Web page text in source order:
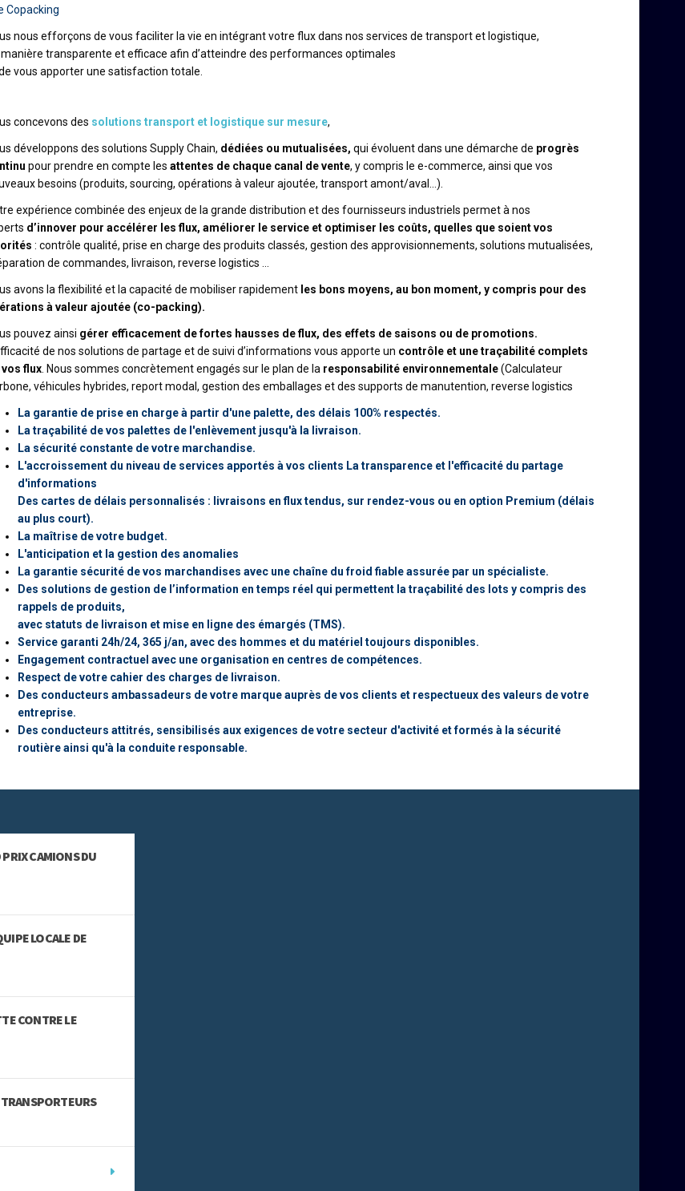
Copacking
nous efforçons de vous faciliter la vie en intégrant votre flux dans nos services de transport et logistique,
transparente et efficace afin d’atteindre des performances optimales
vous apporter une satisfaction totale.
concevons des solutions transport et logistique sur mesure,
développons des solutions Supply Chain, dédiées ou mutualisées, qui évoluent dans une démarche de progrès
pour prendre en compte les attentes de chaque canal de vente, y compris le e-commerce, ainsi que vos
besoins (produits, sourcing, opérations à valeur ajoutée, transport amont/aval…).
expérience combinée des enjeux de la grande distribution et des fournisseurs industriels permet à nos
d’innover pour accélérer les flux, améliorer le service et optimiser les coûts, quelles que soient vos
: contrôle qualité, prise en charge des produits classés, gestion des approvisionnements, solutions mutualisées,
de commandes, livraison, reverse logistics ...
avons la flexibilité et la capacité de mobiliser rapidement les bons moyens, au bon moment, y compris pour des
à valeur ajoutée (co-packing).
pouvez ainsi gérer efficacement de fortes hausses de flux, des effets de saisons ou de promotions.
de nos solutions de partage et de suivi d’informations vous apporte un contrôle et une traçabilité complets
vos flux. Nous sommes concrètement engagés sur le plan de la responsabilité environnementale(Calculateur
véhicules hybrides, report modal, gestion des emballages et des supports de manutention, reverse logistics
La garantie de prise en charge à partir d'une palette, des délais 100% respectés.
La traçabilité de vos palettes de l'enlèvement jusqu'à la livraison.
La sécurité constante de votre marchandise.
L'accroissement du niveau de services apportés à vos clients La transparence et l'efficacité du partage
d'informations
Des cartes de délais personnalisés : livraisons en flux tendus, sur rendez-vous ou en option Premium (délais
au plus court).
La maîtrise de votre budget.
L'anticipation et la gestion des anomalies
La garantie sécurité de vos marchandises avec une chaîne du froid fiable assurée par un spécialiste.
Des solutions de gestion de l’information en temps réel qui permettent la traçabilité des lots y compris des
rappels de produits,
avec statuts de livraison et mise en ligne des émargés (TMS).
Service garanti 24h/24, 365 j/an, avec des hommes et du matériel toujours disponibles.
Engagement contractuel avec une organisation en centres de compétences.
Respect de votre cahier des charges de livraison.
Des conducteurs ambassadeurs de votre marque auprès de vos clients et respectueux des valeurs de votre
entreprise.
Des conducteurs attitrés, sensibilisés aux exigences de votre secteur d'activité et formés à la sécurité
routière ainsi qu'à la conduite responsable.
CAMIONS DU
LOCALE DE
CONTRE LE